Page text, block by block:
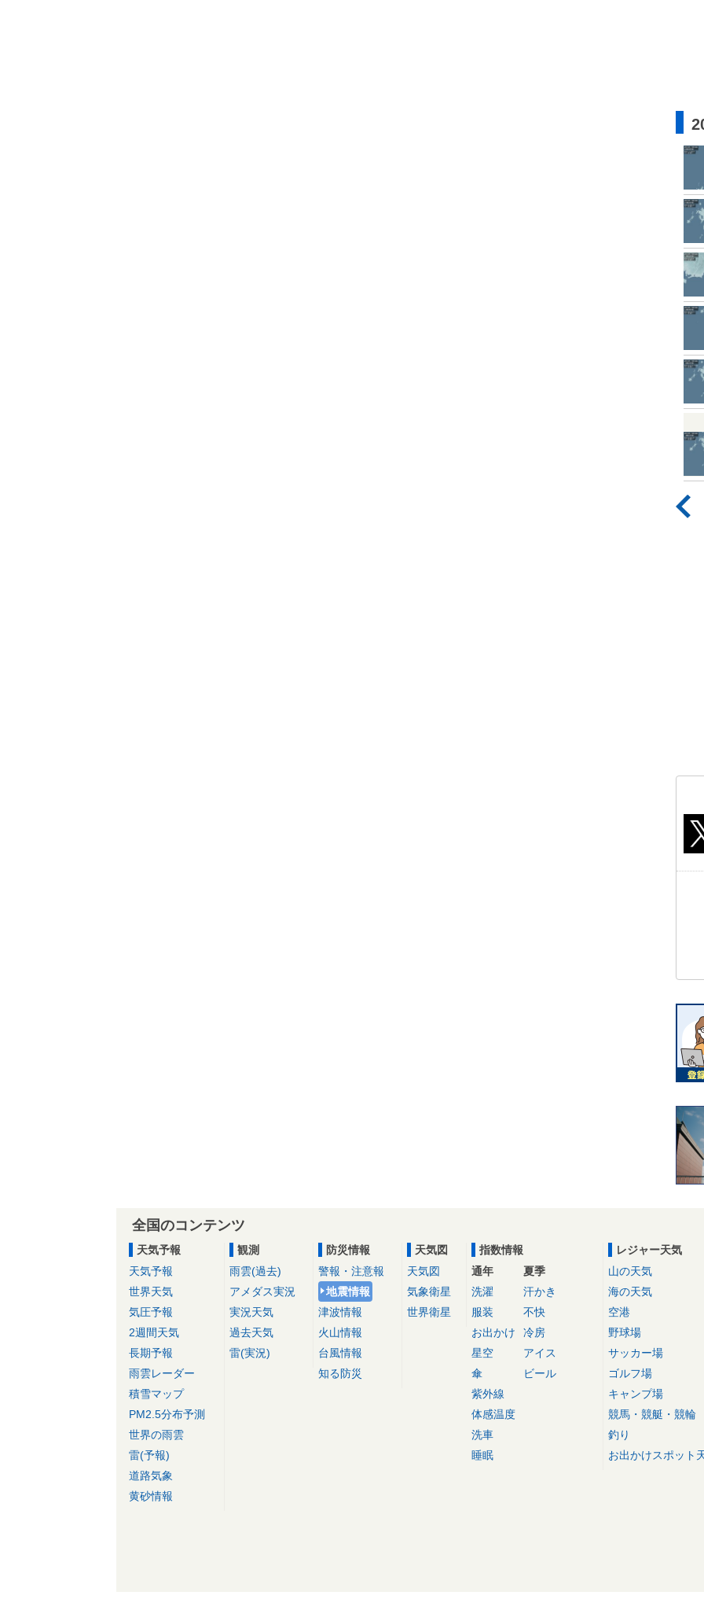
全国のコンテンツ
天気予報
天気予報
世界天気
気圧予報
2週間天気
長期予報
雨雲レーダー
積雪マップ
PM2.5分布予測
世界の雨雲
雷(予報)
道路気象
黄砂情報
観測
雨雲(過去)
アメダス実況
実況天気
過去天気
雷(実況)
防災情報
警報・注意報
地震情報
津波情報
火山情報
台風情報
知る防災
天気図
天気図
気象衛星
世界衛星
指数情報
通年
洗濯
服装
お出かけ
星空
傘
紫外線
体感温度
洗車
睡眠
夏季
汗かき
不快
冷房
アイス
ビール
レジャー天気
山の天気
海の天気
空港
野球場
サッカー場
ゴルフ場
キャンプ場
競馬・競艇・競輪
釣り
お出かけスポット